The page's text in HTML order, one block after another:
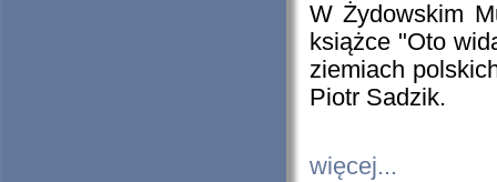
W Żydowskim
książce "Oto
ziemiach
Piotr Sadzik.
więcej...